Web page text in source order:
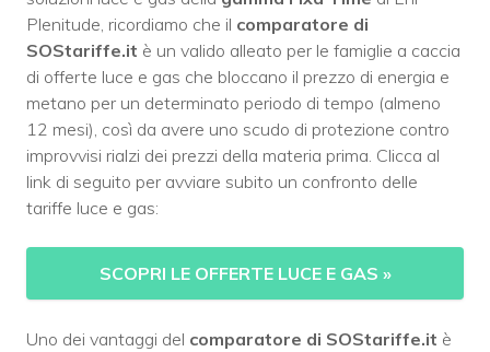
Plenitude, ricordiamo che il comparatore di
SOStariffe.it è un valido alleato per le famiglie a caccia
di offerte luce e gas che bloccano il prezzo di energia e
metano per un determinato periodo di tempo (almeno
12 mesi), così da avere uno scudo di protezione contro
improvvisi rialzi dei prezzi della materia prima. Clicca al
link di seguito per avviare subito un confronto delle
tariffe luce e gas:
SCOPRI LE OFFERTE LUCE E GAS »
Uno dei vantaggi del comparatore di SOStariffe.it è